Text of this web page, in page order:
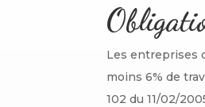
Les entreprises
moins 6% de
102 du 11/02/